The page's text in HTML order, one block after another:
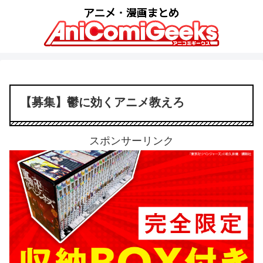
【募集】鬱に効くアニメ教えろ
スポンサーリンク